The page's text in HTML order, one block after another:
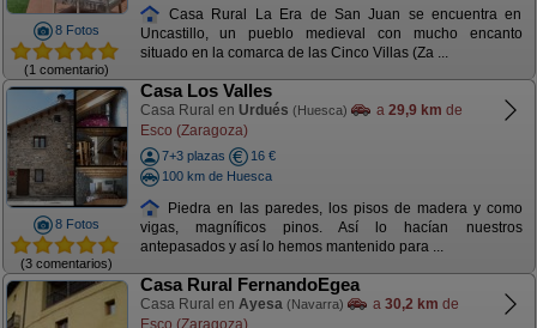
8 Fotos
(1 comentario)
Casa Rural La Era de San Juan se encuentra en
Uncastillo, un pueblo medieval con mucho encanto
situado en la comarca de las Cinco Villas (Za ...
8 Fotos
(3 comentarios)
Casa Los Valles
Casa Rural en Urdués (Huesca) a 29,9 km de
Esco (Zaragoza)
7+3 plazas
16 €
100 km de Huesca
Piedra en las paredes, los pisos de madera y como
vigas, magníficos pinos. Así lo hacían nuestros
antepasados y así lo hemos mantenido para ...
Casa Rural FernandoEgea
Casa Rural en Ayesa (Navarra) a 30,2 km de
Esco (Zaragoza)